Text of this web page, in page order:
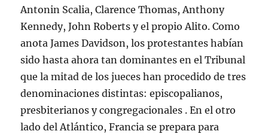
Antonin Scalia, Clarence Thomas, Anthony
Kennedy, John Roberts y el propio Alito. Como
anota James Davidson, los protestantes habían
sido hasta ahora tan dominantes en el Tribunal
que la mitad de los jueces han procedido de tres
denominaciones distintas: episcopalianos,
presbiterianos y congregacionales . En el otro
lado del Atlántico, Francia se prepara para